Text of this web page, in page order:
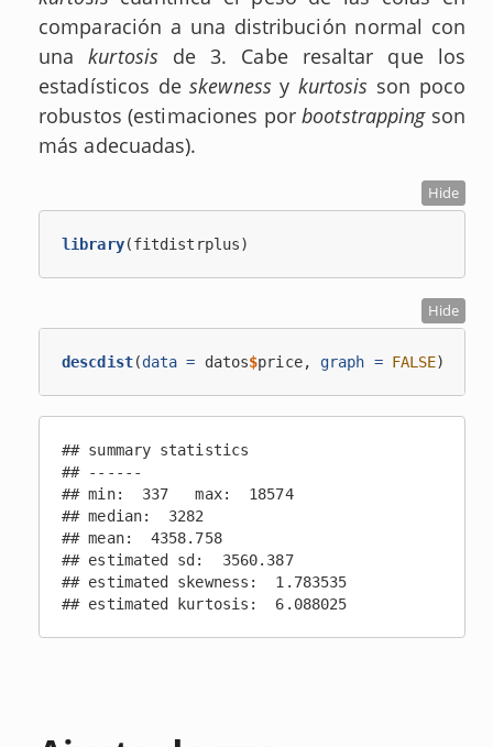
comparación a una distribución normal con
unakurtosis de 3. Cabe resaltar que los
estadísticos deskewnessy kurtosis son poco
robustos (estimaciones porbootstrappingson
más adecuadas).
Hide
library(fitdistrplus)
Hide
descdist(data = datos$price, graph = FALSE)
## summary statistics
## ------
## min:  337   max:  18574
## median:  3282
## mean:  4358.758
## estimated sd:  3560.387
## estimated skewness:  1.783535
## estimated kurtosis:  6.088025